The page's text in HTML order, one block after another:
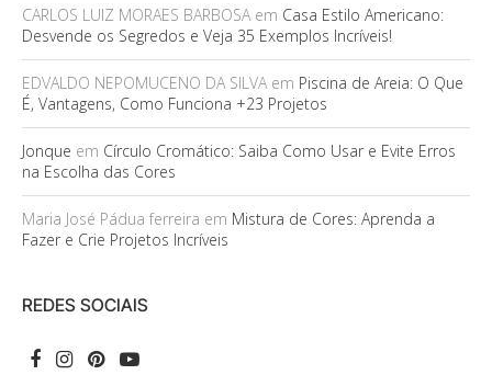
CARLOS LUIZ MORAES BARBOSAem Casa Estilo Americano:
Desvende os Segredos e Veja 35 Exemplos Incríveis!
EDVALDO NEPOMUCENO DA SILVAem Piscina de Areia: O Que
É, Vantagens, Como Funciona +23 Projetos
Jonque em Círculo Cromático: Saiba Como Usar e Evite Erros
na Escolha das Cores
Maria José Pádua ferreira em Mistura de Cores: Aprenda a
Fazer e Crie Projetos Incríveis
REDES SOCIAIS